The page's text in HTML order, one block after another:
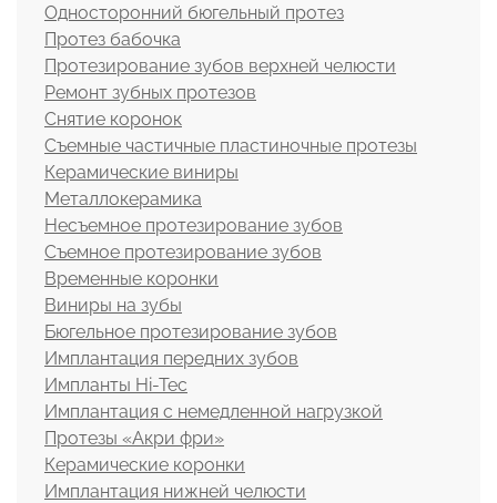
Односторонний бюгельный протез
Протез бабочка
Протезирование зубов верхней челюсти
Ремонт зубных протезов
Снятие коронок
Съемные частичные пластиночные протезы
Керамические виниры
Металлокерамика
Несъемное протезирование зубов
Съемное протезирование зубов
Временные коронки
Виниры на зубы
Бюгельное протезирование зубов
Имплантация передних зубов
Импланты Hi-Tec
Имплантация с немедленной нагрузкой
Протезы «Акри фри»
Керамические коронки
Имплантация нижней челюсти